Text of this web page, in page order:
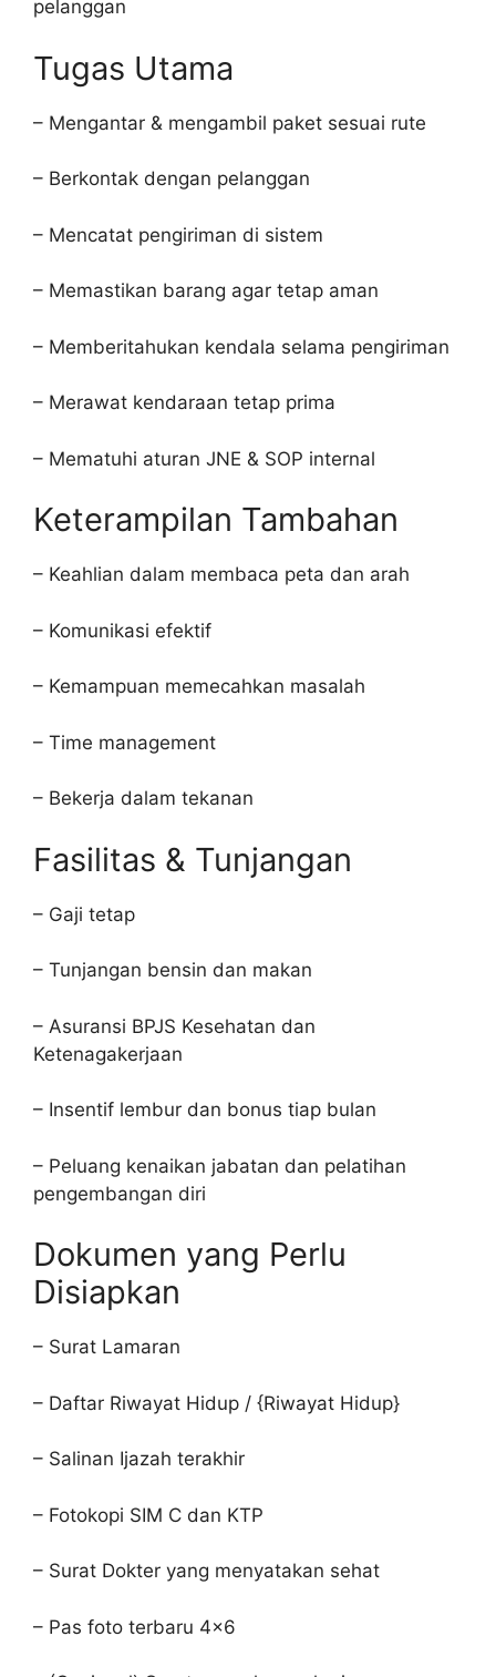
pelanggan
Tugas Utama
– Mengantar & mengambil paket sesuai rute
– Berkontak dengan pelanggan
– Mencatat pengiriman di sistem
– Memastikan barang agar tetap aman
– Memberitahukan kendala selama pengiriman
– Merawat kendaraan tetap prima
– Mematuhi aturan JNE & SOP internal
Keterampilan Tambahan
– Keahlian dalam membaca peta dan arah
– Komunikasi efektif
– Kemampuan memecahkan masalah
– Time management
– Bekerja dalam tekanan
Fasilitas & Tunjangan
– Gaji tetap
– Tunjangan bensin dan makan
– Asuransi BPJS Kesehatan dan
Ketenagakerjaan
– Insentif lembur dan bonus tiap bulan
– Peluang kenaikan jabatan dan pelatihan
pengembangan diri
Dokumen yang Perlu
Disiapkan
– Surat Lamaran
– Daftar Riwayat Hidup / {Riwayat Hidup}
– Salinan Ijazah terakhir
– Fotokopi SIM C dan KTP
– Surat Dokter yang menyatakan sehat
– Pas foto terbaru 4×6